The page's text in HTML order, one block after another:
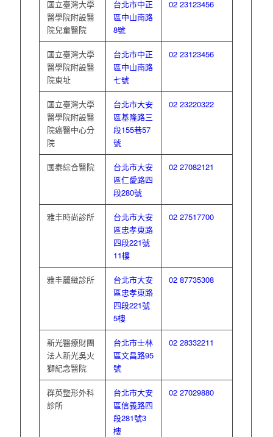
國立臺灣大學
醫學院附設醫
院兒童醫院
台北市中正
區中山南路
8號
02 23123456
國立臺灣大學
醫學院附設醫
院東址
台北市中正
區中山南路
七號
02 23123456
國立臺灣大學
醫學院附設醫
院癌醫中心分
院
台北市大安
區基隆路三
段155巷57
號
02 23220322
國泰綜合醫院
台北市大安
區仁愛路四
段280號
02 27082121
雅丰時尚診所
台北市大安
區忠孝東路
四段221號
11樓
02 27517700
雅丰麗緻診所
台北市大安
區忠孝東路
四段221號
5樓
02 87735308
新光醫療財團
法人新光吳火
獅紀念醫院
台北市士林
區文昌路95
號
02 28332211
群英整形外科
診所
台北市大安
區信義路四
段281號3
樓
02 27029880